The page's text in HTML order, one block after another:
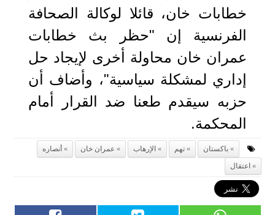
خطابات خان، قائلا لوكالة الصحافة
الفرنسية إن "حظر بث خطابات
عمران خان محاولة أخرى لإيجاد حل
إداري لمشكلة سياسية"، وأضاف أن
حزبه سيقدم طعنا ضد القرار أمام
المحكمة.
باكستان تهم الإرهاب عمران خان
أنصاره
اعتقال